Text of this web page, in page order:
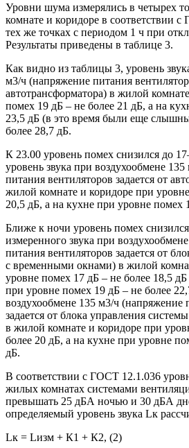
Уровни шума измерялись в четырех
комнате и коридоре в соответствии
тех же точках с периодом 1 ч при
Результаты приведены в таблице 3.
Как видно из таблицы 3, уровень
м3/ч (напряжение питания
автотрансформатора) в жилой
помех 19 дБ – не более 21 дБ, а на
23,5 дБ (в это время были еще
более 28,7 дБ.
К 23.00 уровень помех снизился до
уровень звука при воздухообмене
питания вентиляторов задается от
жилой комнате и коридоре при
20,5 дБ, а на кухне при уровне помех
Ближе к ночи уровень помех
измеренного звука при
питания вентиляторов задается от
с временными окнами) в жилой
уровне помех 17 дБ – не более 18,5
при уровне помех 19 дБ – не более
воздухообмене 135 м3/ч (напряжение
задается от блока управления
в жилой комнате и коридоре при
более 20 дБ, а на кухне при уровне
дБ.
В соответствии с ГОСТ 12.1.036
жилых комнатах системами
превышать 25 дБА ночью и 30 дБА
определяемый уровень звука Lк
Lк = Lизм + К1 + К2, (2)